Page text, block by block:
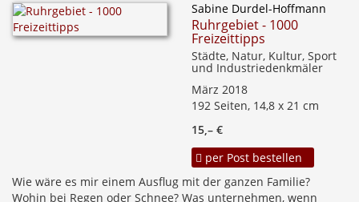
Sabine Durdel-Hoffmann
Ruhrgebiet - 1000
Freizeittipps
Städte, Natur, Kultur, Sport
und Industriedenkmäler
März 2018
192 Seiten, 14,8 x 21 cm
15,– €
per Post bestellen
Wie wäre es mir einem Ausflug mit der ganzen Familie?
Wohin bei Regen oder Schnee? Was unternehmen, wenn